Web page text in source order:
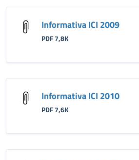
Informativa ICI 2009
PDF 7,8K
Informativa ICI 2010
PDF 7,6K